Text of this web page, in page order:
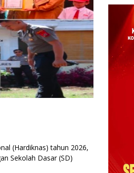
(Hardiknas) tahun 2026,
Sekolah Dasar (SD)